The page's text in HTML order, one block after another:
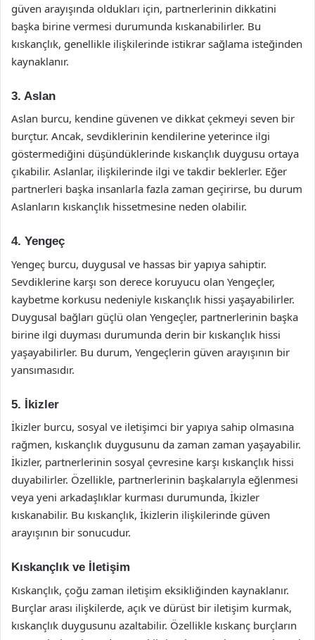
güven arayışında oldukları için, partnerlerinin dikkatini
başka birine vermesi durumunda kıskanabilirler. Bu
kıskançlık, genellikle ilişkilerinde istikrar sağlama isteğinden
kaynaklanır.
3. Aslan
Aslan burcu, kendine güvenen ve dikkat çekmeyi seven bir
burçtur. Ancak, sevdiklerinin kendilerine yeterince ilgi
göstermediğini düşündüklerinde kıskançlık duygusu ortaya
çıkabilir. Aslanlar, ilişkilerinde ilgi ve takdir beklerler. Eğer
partnerleri başka insanlarla fazla zaman geçirirse, bu durum
Aslanların kıskançlık hissetmesine neden olabilir.
4. Yengeç
Yengeç burcu, duygusal ve hassas bir yapıya sahiptir.
Sevdiklerine karşı son derece koruyucu olan Yengeçler,
kaybetme korkusu nedeniyle kıskançlık hissi yaşayabilirler.
Duygusal bağları güçlü olan Yengeçler, partnerlerinin başka
birine ilgi duyması durumunda derin bir kıskançlık hissi
yaşayabilirler. Bu durum, Yengeçlerin güven arayışının bir
yansımasıdır.
5. İkizler
İkizler burcu, sosyal ve iletişimci bir yapıya sahip olmasına
rağmen, kıskançlık duygusunu da zaman zaman yaşayabilir.
İkizler, partnerlerinin sosyal çevresine karşı kıskançlık hissi
duyabilirler. Özellikle, partnerlerinin başkalarıyla eğlenmesi
veya yeni arkadaşlıklar kurması durumunda, İkizler
kıskanabilir. Bu kıskançlık, İkizlerin ilişkilerinde güven
arayışının bir sonucudur.
Kıskançlık ve İletişim
Kıskançlık, çoğu zaman iletişim eksikliğinden kaynaklanır.
Burçlar arası ilişkilerde, açık ve dürüst bir iletişim kurmak,
kıskançlık duygusunu azaltabilir. Özellikle kıskanç burçların